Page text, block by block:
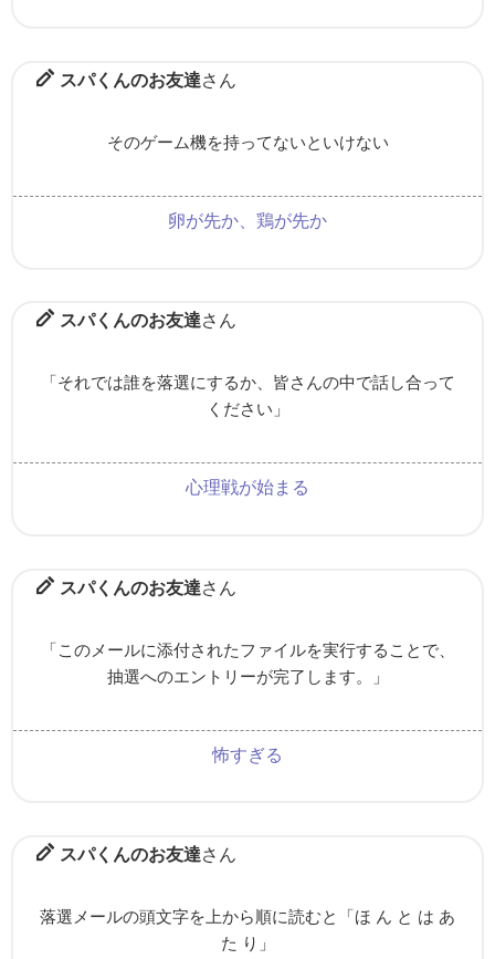
スパくんのお友達さん
そのゲーム機を持ってないといけない
卵が先か、鶏が先か
スパくんのお友達さん
「それでは誰を落選にするか、皆さんの中で話し合って
ください」
心理戦が始まる
スパくんのお友達さん
「このメールに添付されたファイルを実行することで、
抽選へのエントリーが完了します。」
怖すぎる
スパくんのお友達さん
落選メールの頭文字を上から順に読むと「ほ ん と は あ
た り」